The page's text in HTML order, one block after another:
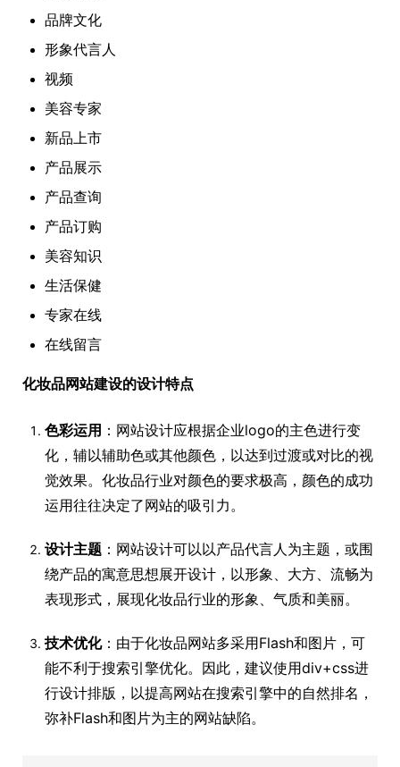
品牌文化
形象代言人
视频
美容专家
新品上市
产品展示
产品查询
产品订购
美容知识
生活保健
专家在线
在线留言
化妆品网站建设的设计特点
色彩运用 ：网站设计应根据企业logo的主色进行变
化，辅以辅助色或其他颜色，以达到过渡或对比的视
觉效果。化妆品行业对颜色的要求极高，颜色的成功
运用往往决定了网站的吸引力。
设计主题 ：网站设计可以以产品代言人为主题，或围
绕产品的寓意思想展开设计，以形象、大方、流畅为
表现形式，展现化妆品行业的形象、气质和美丽。
技术优化：由于化妆品网站多采用Flash和图片，可
能不利于搜索引擎优化。因此，建议使用div+css进
行设计排版，以提高网站在搜索引擎中的自然排名，
弥补Flash和图片为主的网站缺陷。